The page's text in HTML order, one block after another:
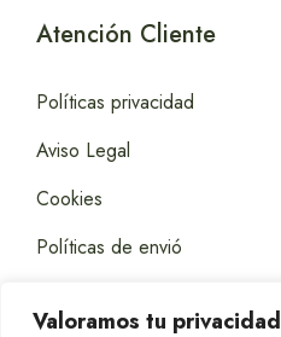
Valoramos tu privacidad
Atención Cliente
Políticas privacidad
Aviso Legal
Cookies
Políticas de envió
Contacto